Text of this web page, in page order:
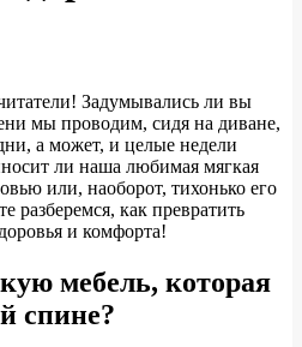
Задумывались ли вы
мы проводим, сидя на диване,
а может, и целые недели
ли наша любимая мягкая
или, наоборот, тихонько его
разберемся, как превратить
и комфорта!
мебель, которая
спине?